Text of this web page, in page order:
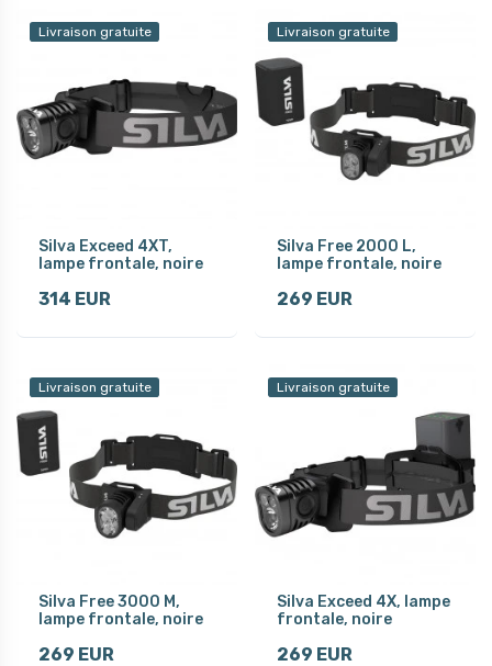
Livraison gratuite
Silva Exceed 4XT,
lampe frontale, noire
314 EUR
Livraison gratuite
Silva Free 2000 L,
lampe frontale, noire
269 EUR
Livraison gratuite
Silva Free 3000 M,
lampe frontale, noire
269 EUR
Livraison gratuite
Silva Exceed 4X, lampe
frontale, noire
269 EUR